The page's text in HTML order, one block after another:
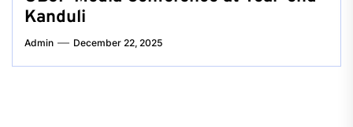
Kanduli
Admin December 22, 2025